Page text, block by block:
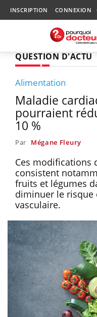
INSCRIPTION CONNEXION
QUESTION D'ACTU
Alimentation
Maladie
pourraient
10 %
Par Mégane Fleury
Ces modifications
consistent
fruits et légumes
diminuer le risque
vasculaire.